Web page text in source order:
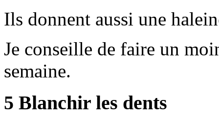
Ils donnent aussi une
Je conseille de faire un
semaine.
5 Blanchir les dents